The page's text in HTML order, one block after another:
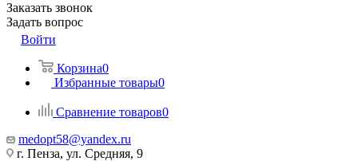
Заказать звонок
Задать вопрос
Войти
Корзина0
Избранные товары0
Сравнение товаров0
medopt58@yandex.ru
г. Пенза, ул. Средняя, 9